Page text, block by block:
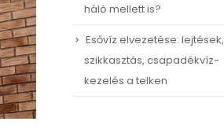
háló mellett is?
Esővíz elvezetése: lejtések,
szikkasztás, csapadékvíz-
kezelés a telken